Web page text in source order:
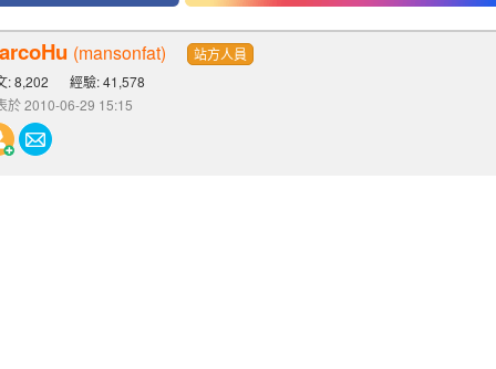
(mansonfat)
站方人員
: 8,202
經驗: 41,578
於 2010-06-29 15:15